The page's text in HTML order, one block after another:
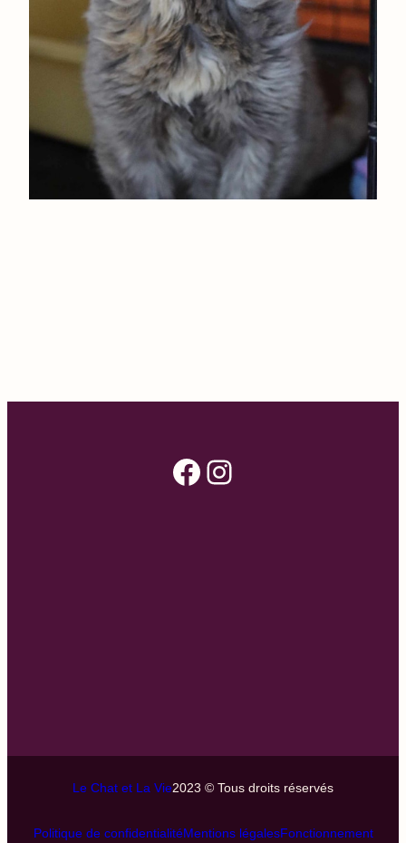
Facebook Instagram
Le Chat et La Vie2023 © Tous droits réservés
Politique de confidentialitéMentions légalesFonctionnement